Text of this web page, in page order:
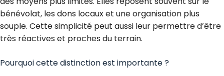
bénévolat, les dons locaux et une organisation plus
souple. Cette simplicité peut aussi leur permettre d’être
très réactives et proches du terrain.
Pourquoi cette distinction est importante ?